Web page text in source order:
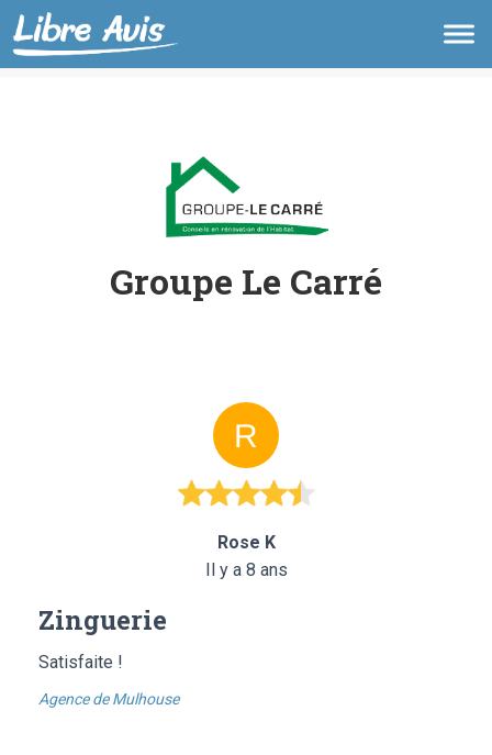
Groupe Le Carré
Rose K
Il y a 8 ans
Zinguerie
Satisfaite !
Agence de Mulhouse